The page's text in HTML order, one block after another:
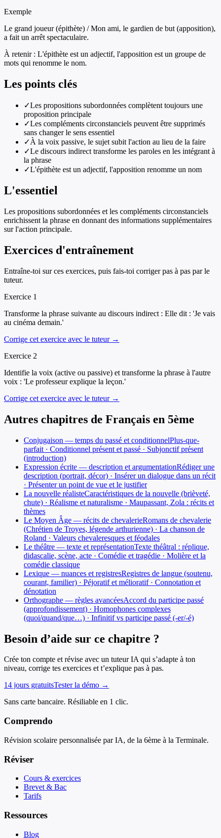
Exemple
Le grand joueur (épithète) / Mon ami, le gardien de but (apposition),
a fait un arrêt spectaculaire.
À retenir : L'épithète est un adjectif, l'apposition est un groupe de
mots qui renomme le nom.
Les points clés
✓Les propositions subordonnées complètent toujours une
proposition principale
✓Les compléments circonstanciels peuvent être supprimés
sans changer le sens essentiel
✓À la voix passive, le sujet subit l'action au lieu de la faire
✓Le discours indirect transforme les paroles en les intégrant à
la phrase
✓L'épithète est un adjectif, l'apposition renomme un nom
L'essentiel
Les propositions subordonnées et les compléments circonstanciels
enrichissent la phrase en donnant des informations supplémentaires
sur l'action principale.
Exercices d'entraînement
Entraîne-toi sur ces exercices, puis fais-toi corriger pas à pas par le
tuteur.
Exercice 1
Transforme la phrase suivante au discours indirect : Elle dit : 'Je vais
au cinéma demain.'
Corrige cet exercice avec le tuteur →
Exercice 2
Identifie la voix (active ou passive) et transforme la phrase à l'autre
voix : 'Le professeur explique la leçon.'
Corrige cet exercice avec le tuteur →
Autres chapitres de Français en 5ème
Conjugaison — temps du passé et conditionnelPlus-que-
parfait · Conditionnel présent et passé · Subjonctif présent
(introduction)
Expression écrite — description et argumentationRédiger une
description (portrait, décor) · Insérer un dialogue dans un récit
· Présenter un point de vue et le justifier
La nouvelle réalisteCaractéristiques de la nouvelle (brièveté,
chute) · Réalisme et naturalisme · Maupassant, Zola : récits et
thèmes
Le Moyen Âge — récits de chevalerieRomans de chevalerie
(Chrétien de Troyes, légende arthurienne) · La chanson de
Roland · Valeurs chevaleresques et féodales
Le théâtre — texte et représentationTexte théâtral : réplique,
didascalie, scène, acte · Comédie et tragédie · Molière et la
comédie classique
Lexique — nuances et registresRegistres de langue (soutenu,
courant, familier) · Péjoratif et mélioratif · Connotation et
dénotation
Orthographe — règles avancéesAccord du participe passé
(approfondissement) · Homophones complexes
(quoi/quand/que…) · Infinitif vs participe passé (-er/-é)
Besoin d’aide sur ce chapitre ?
Crée ton compte et révise avec un tuteur IA qui s’adapte à ton
niveau, corrige tes exercices et t’explique pas à pas.
14 jours gratuitsTester la démo →
Sans carte bancaire. Résiliable en 1 clic.
Comprendo
Révision scolaire personnalisée par IA, de la 6ème à la Terminale.
Réviser
Cours & exercices
Brevet & Bac
Tarifs
Ressources
Blog